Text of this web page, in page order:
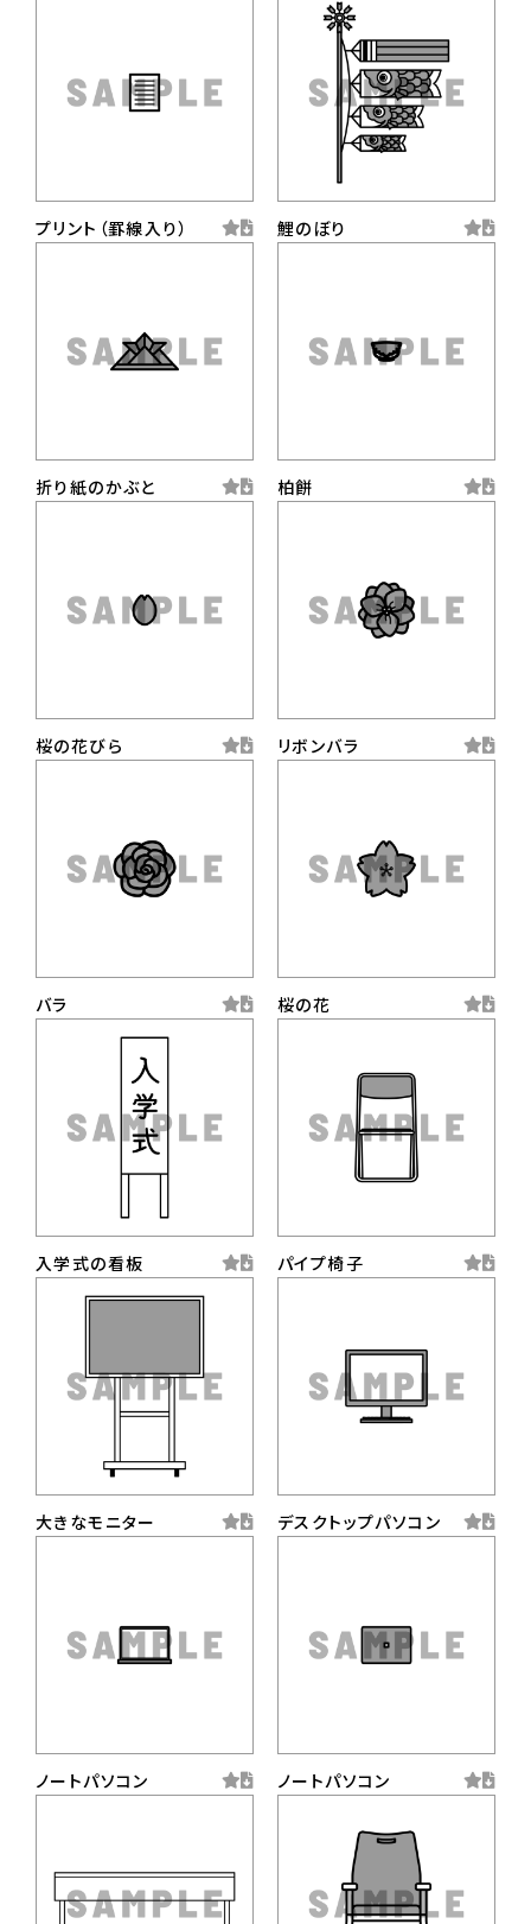
プリント（罫線入り） 鯉のぼり
折り紙のかぶと 柏餅
桜の花びら リボンバラ
バラ 桜の花
入学式の看板 パイプ椅子
大きなモニター デスクトップパソコン
ノートパソコン ノートパソコン